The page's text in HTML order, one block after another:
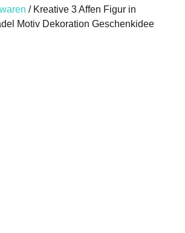
/ Kreative 3 Affen Figur in
Motiv Dekoration Geschenkidee